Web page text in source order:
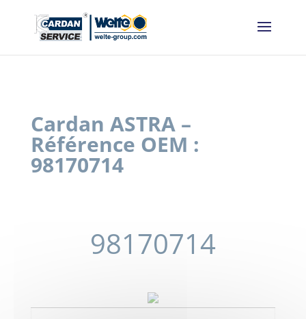
Cardan ASTRA –
Référence OEM :
98170714
98170714